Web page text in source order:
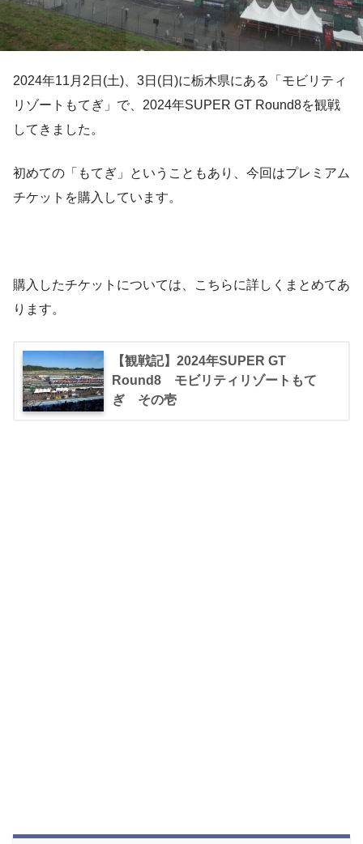
2024年11月2日(土)、3日(日)に栃木県にある「モビリティ
リゾートもてぎ」で、2024年SUPER GT Round8を観戦
してきました。
初めての「もてぎ」ということもあり、今回はプレミアム
チケットを購入しています。
購入したチケットについては、こちらに詳しくまとめてあ
ります。
【観戦記】2024年SUPER GT
Round8 モビリティリゾートもて
ぎ その壱